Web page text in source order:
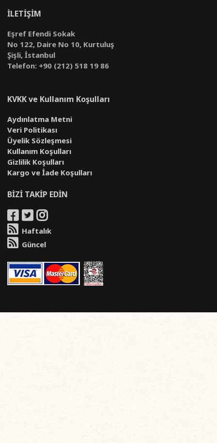
İLETİŞİM
Eşref Efendi Sokak
No 122, Daire No 10, Kurtuluş
Şişli, İstanbul
Telefon: +90 (212) 518 19 86
KVKK ve Kullanım Koşulları
Aydınlatma Metni
Veri Politikası
Üyelik Sözleşmesi
Kullanım Koşulları
Gizlilik Koşulları
Kargo ve İade Koşulları
BİZİ TAKİP EDİN
Haftalık
Güncel